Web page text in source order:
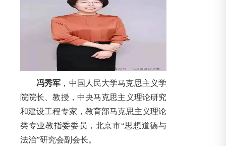
冯秀军 ，中国人民大学马克思主义学
院院长、教授，中央马克思主义理论研究
和建设工程专家，教育部马克思主义理论
类专业教指委委员，北京市“思想道德与
法治”研究会副会长。